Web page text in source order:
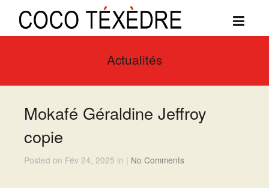
Actualités
Mokafé Géraldine Jeffroy
copie
Posted on Fév 24, 2025 in | No Comments